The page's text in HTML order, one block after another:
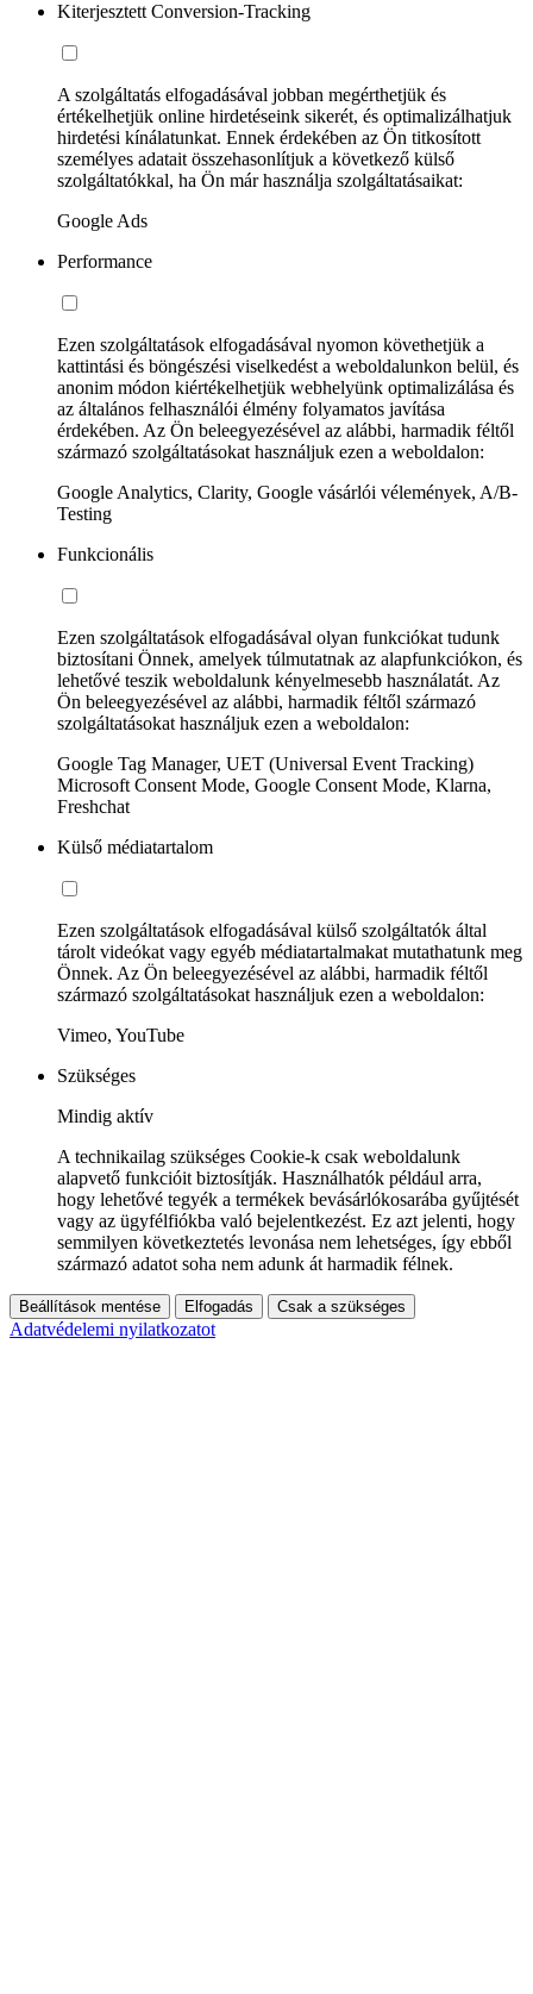
Kiterjesztett Conversion-Tracking
A szolgáltatás elfogadásával jobban megérthetjük és
értékelhetjük online hirdetéseink sikerét, és optimalizálhatjuk
hirdetési kínálatunkat. Ennek érdekében az Ön titkosított
személyes adatait összehasonlítjuk a következő külső
szolgáltatókkal, ha Ön már használja szolgáltatásaikat:
Google Ads
Performance
Ezen szolgáltatások elfogadásával nyomon követhetjük a
kattintási és böngészési viselkedést a weboldalunkon belül, és
anonim módon kiértékelhetjük webhelyünk optimalizálása és
az általános felhasználói élmény folyamatos javítása
érdekében. Az Ön beleegyezésével az alábbi, harmadik féltől
származó szolgáltatásokat használjuk ezen a weboldalon:
Google Analytics, Clarity, Google vásárlói vélemények, A/B-
Testing
Funkcionális
Ezen szolgáltatások elfogadásával olyan funkciókat tudunk
biztosítani Önnek, amelyek túlmutatnak az alapfunkciókon, és
lehetővé teszik weboldalunk kényelmesebb használatát. Az
Ön beleegyezésével az alábbi, harmadik féltől származó
szolgáltatásokat használjuk ezen a weboldalon:
Google Tag Manager, UET (Universal Event Tracking)
Microsoft Consent Mode, Google Consent Mode, Klarna,
Freshchat
Külső médiatartalom
Ezen szolgáltatások elfogadásával külső szolgáltatók által
tárolt videókat vagy egyéb médiatartalmakat mutathatunk meg
Önnek. Az Ön beleegyezésével az alábbi, harmadik féltől
származó szolgáltatásokat használjuk ezen a weboldalon:
Vimeo, YouTube
Szükséges
Mindig aktív
A technikailag szükséges Cookie-k csak weboldalunk
alapvető funkcióit biztosítják. Használhatók például arra,
hogy lehetővé tegyék a termékek bevásárlókosarába gyűjtését
vagy az ügyfélfiókba való bejelentkezést. Ez azt jelenti, hogy
semmilyen következtetés levonása nem lehetséges, így ebből
származó adatot soha nem adunk át harmadik félnek.
Beállítások mentése Elfogadás Csak a szükséges
Adatvédelemi nyilatkozatot